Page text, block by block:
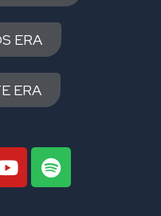
ERA
ERA
Y
o
S
p